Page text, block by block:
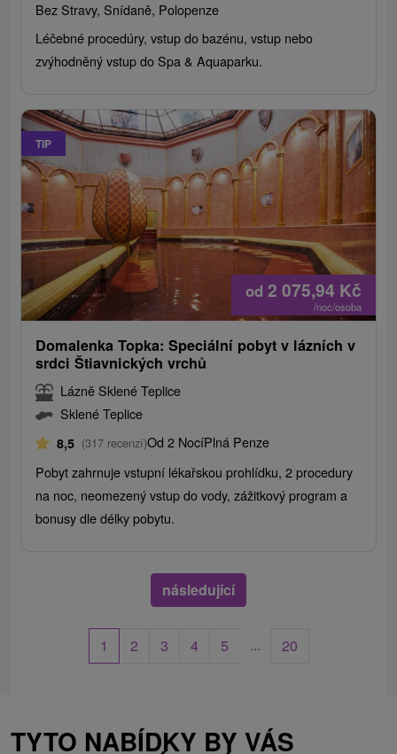
Bez Stravy, Snídaně, Polopenze
Léčebné procedúry, vstup do bazénu, vstup nebo
zvýhodněný vstup do Spa & Aquaparku.
TIP
od 2 075,94 Kč
/noc/osoba
Domalenka Topka: Speciální pobyt v lázních v
srdci Štiavnických vrchů
Lázně Sklené Teplice
Sklené Teplice
8,5 (317 recenzí)Od 2 NocíPlná Penze
Pobyt zahrnuje vstupní lékařskou prohlídku, 2 procedury
na noc, neomezený vstup do vody, zážitkový program a
bonusy dle délky pobytu.
následující
1 2 3 4 5 ... 20
TYTO NABÍDKY BY VÁS